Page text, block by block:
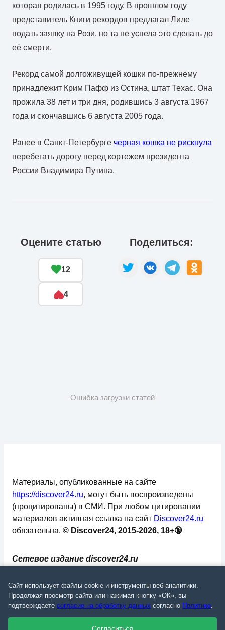
которая родилась в 1995 году. В прошлом году
представитель Книги рекордов предлагал Лиле
подать заявку на Рози, но та не успела это сделать до
её смерти.
Рекорд самой долгоживущей кошки по-прежнему
принадлежит Крим Пафф из Остина, штат Техас. Она
прожила 38 лет и три дня, родившись 3 августа 1967
года и скончавшись 6 августа 2005 года.
Ранее в Санкт-Петербурге черная кошка не рискнула
перебегать дорогу перед кортежем президента
России Владимира Путина.
Оцените статью
12
4
Поделиться:
Ошибка загрузки статей
Сетевое издание discover24.ru
надзору в сфере связи, информационных
технологий и массовых коммуникаций
(Роскомнадзор). Регистрационный номер: ЭЛ №
ФС 77 - 73793.
Материалы, опубликованные на сайте
https://discover24.ru, могут быть воспроизведены
(процитированы) в СМИ. При любом цитировании
материалов активная ссылка на сайт Discover24.ru
обязательна. © Discover24, 2015-2026, 18+🔞
Сайт использует файлы cookie и инструменты веб-аналитики.
Продолжая просмотр сайта или нажимая кнопку «ОК», вы
подтверждаете согласие на обработку данных согласно Политике.